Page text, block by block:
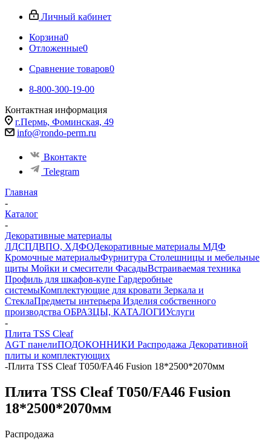
Личный кабинет
Корзина0
Отложенные0
Сравнение товаров0
8-800-300-19-00
Контактная информация
г.Пермь, Фоминская, 49
info@rondo-perm.ru
Вконтакте
Telegram
Главная
-
Каталог
-
Декоративные материалы
ЛДСПДВПО, ХДФОДекоративные материалы МДФ
Кромочные материалыФурнитура Столешницы и мебельные
щиты Мойки и смесители ФасадыВстраиваемая техника
Профиль для шкафов-купе Гардеробные
системыКомплектующие для кровати Зеркала и
СтеклаПредметы интерьера Изделия собственного
производства ОБРАЗЦЫ, КАТАЛОГИУслуги
-
Плита TSS Cleaf
AGT панелиПОДОКОННИКИ Распродажа Декоративной
плиты и комплектующих
-Плита TSS Cleaf Т050/FA46 Fusion 18*2500*2070мм
Плита TSS Cleaf Т050/FA46 Fusion
18*2500*2070мм
Распродажа